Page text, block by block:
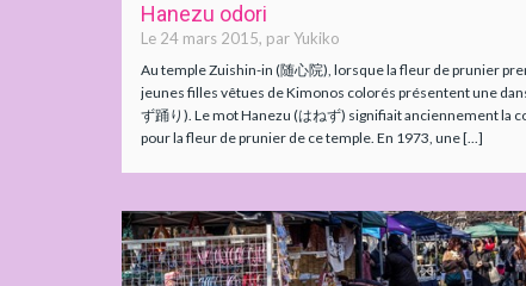
Hanezu odori
Le 24 mars 2015, par Yukiko
Au temple Zuishin-in (随心院), lorsque la fleur de prunier
jeunes filles vêtues de Kimonos colorés présentent une
ず踊り). Le mot Hanezu (はねず) signifiait anciennement la
pour la fleur de prunier de ce temple. En 1973, une [...]